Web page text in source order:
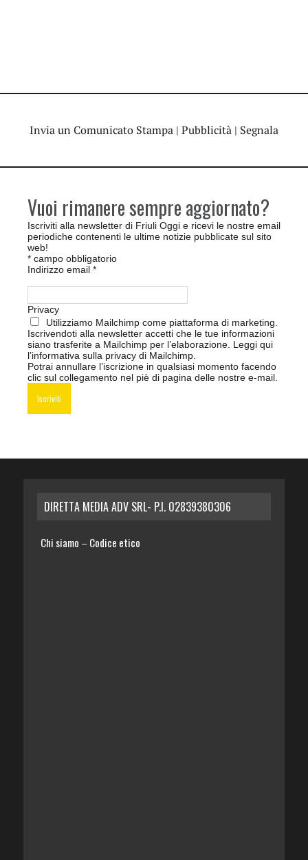
Invia un Comunicato Stampa | Pubblicità | Segnala
Vuoi rimanere sempre aggiornato?
Iscriviti alla newsletter di Friuli Oggi e ricevi le nostre email
periodiche contenenti le ultime notizie pubblicate sul sito
web!
* campo obbligatorio
Indirizzo email *
Privacy
Utilizziamo Mailchimp come piattaforma di marketing.
Iscrivendoti alla newsletter accetti che le tue informazioni
siano trasferite a Mailchimp per l’elaborazione. Leggi qui
l’informativa sulla privacy di Mailchimp
Potrai annullare l’iscrizione in qualsiasi momento facendo
clic sul collegamento nel piè di pagina delle nostre e-mail.
DIRETTA MEDIA ADV SRL- P.I. 02839380306
Chi siamo – Codice etico